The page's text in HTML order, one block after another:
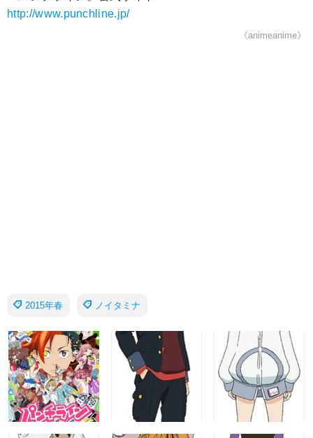
http://www.punchline.jp/
《animeanime》
2015年春 ノイタミナ